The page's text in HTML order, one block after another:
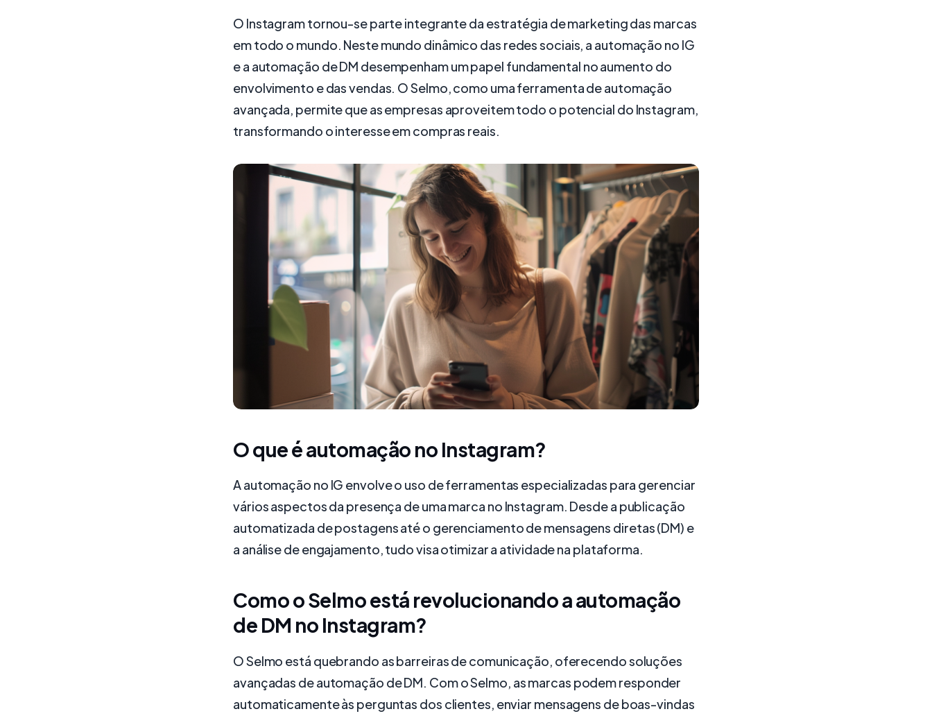
O Instagram tornou-se parte integrante da estratégia de marketing das marcas
em todo o mundo. Neste mundo dinâmico das redes sociais, a automação no IG
e a automação de DM desempenham um papel fundamental no aumento do
envolvimento e das vendas. O Selmo, como uma ferramenta de automação
avançada, permite que as empresas aproveitem todo o potencial do Instagram,
transformando o interesse em compras reais.
O que é automação no Instagram?
A automação no IG envolve o uso de ferramentas especializadas para gerenciar
vários aspectos da presença de uma marca no Instagram. Desde a publicação
automatizada de postagens até o gerenciamento de mensagens diretas (DM) e
a análise de engajamento, tudo visa otimizar a atividade na plataforma.
Como o Selmo está revolucionando a automação
de DM no Instagram?
O Selmo está quebrando as barreiras de comunicação, oferecendo soluções
avançadas de automação de DM. Com o Selmo, as marcas podem responder
automaticamente às perguntas dos clientes, enviar mensagens de boas-vindas